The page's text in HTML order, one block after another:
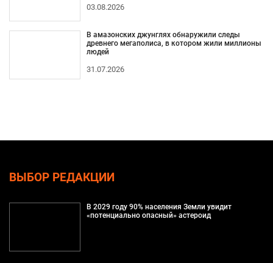
03.08.2026
В амазонских джунглях обнаружили следы
древнего мегаполиса, в котором жили миллионы
людей
31.07.2026
ВЫБОР РЕДАКЦИИ
В 2029 году 90% населения Земли увидит
«потенциально опасный» астероид